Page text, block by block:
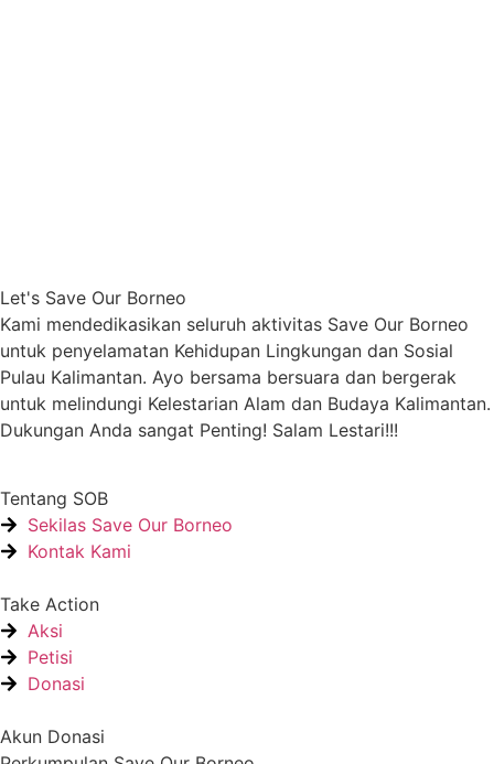
Let's Save Our Borneo
Kami mendedikasikan seluruh aktivitas Save Our Borneo
untuk penyelamatan Kehidupan Lingkungan dan Sosial
Pulau Kalimantan. Ayo bersama bersuara dan bergerak
untuk melindungi Kelestarian Alam dan Budaya Kalimantan.
Dukungan Anda sangat Penting! Salam Lestari!!!
Tentang SOB
Sekilas Save Our Borneo
Kontak Kami
Take Action
Aksi
Petisi
Donasi
Akun Donasi